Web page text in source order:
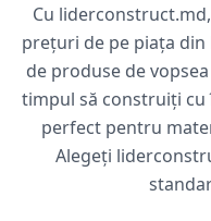
Cu
prețuri de pe piața
de produse de
timpul să construiți cu
perfect pentru
Alegeți